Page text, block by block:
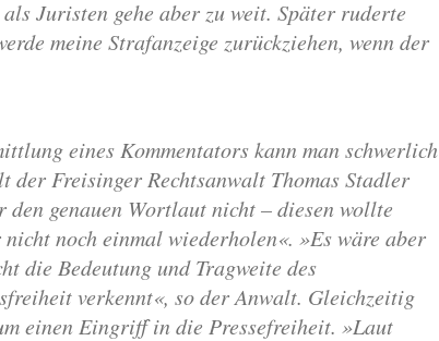
Juristen gehe aber zu weit. Später ruderte
meine Strafanzeige zurückziehen, wenn der
eines Kommentators kann man schwerlich
der Freisinger Rechtsanwalt Thomas Stadler
genauen Wortlaut nicht – diesen wollte
noch einmal wiederholen«. »Es wäre aber
die Bedeutung und Tragweite des
verkennt«, so der Anwalt. Gleichzeitig
einen Eingriff in die Pressefreiheit. »Laut